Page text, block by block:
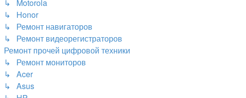
↳ Motorola
↳ Honor
↳ Ремонт навигаторов
↳ Ремонт видеорегистраторов
Ремонт прочей цифровой техники
↳ Ремонт мониторов
↳ Acer
↳ Asus